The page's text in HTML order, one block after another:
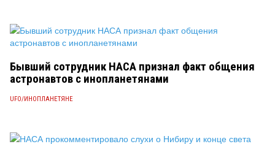
Бывший сотрудник НАСА признал факт общения
астронавтов с инопланетянами
UFO/ИНОПЛАНЕТЯНЕ